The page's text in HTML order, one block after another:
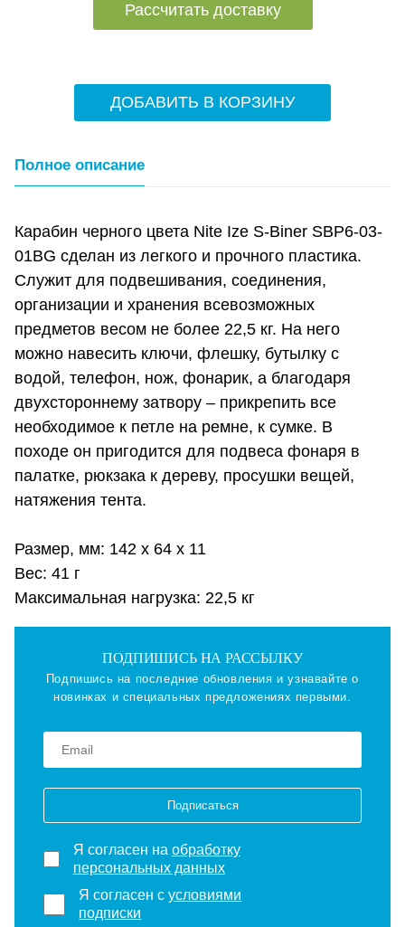
Рассчитать доставку
ДОБАВИТЬ В КОРЗИНУ
Полное описание
Карабин черного цвета Nite Ize S-Biner SBP6-03-
01BG сделан из легкого и прочного пластика.
Служит для подвешивания, соединения,
организации и хранения всевозможных
предметов весом не более 22,5 кг. На него
можно навесить ключи, флешку, бутылку с
водой, телефон, нож, фонарик, а благодаря
двухстороннему затвору – прикрепить все
необходимое к петле на ремне, к сумке. В
походе он пригодится для подвеса фонаря в
палатке, рюкзака к дереву, просушки вещей,
натяжения тента.
Размер, мм: 142 x 64 x 11
Вес: 41 г
Максимальная нагрузка: 22,5 кг
ПОДПИШИСЬ НА РАССЫЛКУ
Подпишись на последние обновления и узнавайте о
новинках и специальных предложениях первыми.
Подписаться
Я согласен на обработку
персональных данных
Я согласен сусловиями
подписки